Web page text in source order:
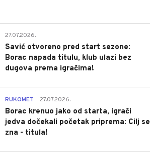
27.07.2026.
Savić otvoreno pred start sezone:
Borac napada titulu, klub ulazi bez
dugova prema igračima!
RUKOMET 27.07.2026.
Borac krenuo jako od starta, igrači
jedva dočekali početak priprema: Cilj se
zna - titula!